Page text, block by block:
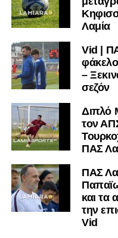
Παπαδάκος, Αντερέμι,
Μέτσε, Κακάμης
Ακολουθήστε το
μαθαίνετε πρώτοι τα
υπόλοιπο κόσμο.
Twitter
μαθαίνετε σε χρόνο dt
Λαμία
Vid |
–
σεζόν
Διπλό
τον
ΠΑΣ
ΠΑΣ
και τα
την
Vid